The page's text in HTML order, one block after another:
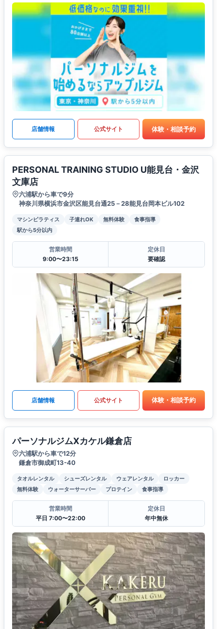
店舗情報 公式サイト 体験・相談予約
PERSONAL TRAINING STUDIO U能見台・金沢
文庫店
六浦駅から車で9分
神奈川県横浜市金沢区能見台通25－28能見台岡本ビル102
マシンピラティス 子連れOK 無料体験
食事指導
駅から5分以内
営業時間
9:00〜23:15
定休日
要確認
店舗情報 公式サイト 体験・相談予約
パーソナルジムXカケル鎌倉店
六浦駅から車で12分
鎌倉市御成町13-40
タオルレンタル シューズレンタル ウェアレンタル
ロッカー
無料体験
ウォーターサーバー プロテイン 食事指導
営業時間
平日 7:00〜22:00
定休日
年中無休